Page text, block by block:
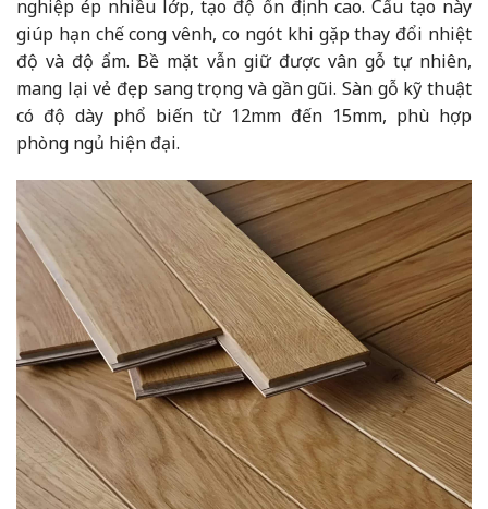
nghiệp ép nhiều lớp, tạo độ ổn định cao. Cấu tạo này
giúp hạn chế cong vênh, co ngót khi gặp thay đổi nhiệt
độ và độ ẩm. Bề mặt vẫn giữ được vân gỗ tự nhiên,
mang lại vẻ đẹp sang trọng và gần gũi. Sàn gỗ kỹ thuật
có độ dày phổ biến từ 12mm đến 15mm, phù hợp
phòng ngủ hiện đại.